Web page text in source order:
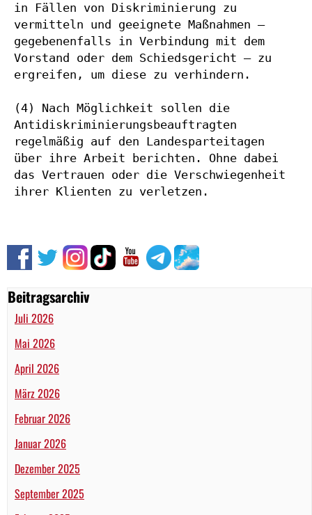
Beitragsarchiv
Juli 2026
Mai 2026
April 2026
März 2026
Februar 2026
Januar 2026
Dezember 2025
September 2025
in Fällen von Diskriminierung zu
vermitteln und geeignete Maßnahmen –
gegebenenfalls in Verbindung mit dem
Vorstand oder dem Schiedsgericht – zu
ergreifen, um diese zu verhindern.
(4) Nach Möglichkeit sollen die
Antidiskriminierungsbeauftragten
regelmäßig auf den Landesparteitagen
über ihre Arbeit berichten. Ohne dabei
das Vertrauen oder die Verschwiegenheit
ihrer Klienten zu verletzen.